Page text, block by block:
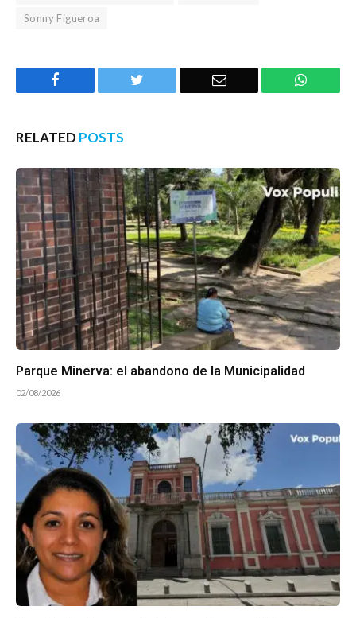
Sonny Figueroa
Email
RELATED POSTS
Parque Minerva: el abandono de la Municipalidad
02/08/2026